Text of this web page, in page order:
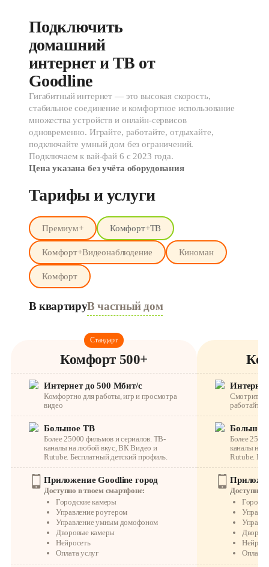
Подключить
домашний
интернет и ТВ от
Goodline
Гигабитный интернет — это высокая скорость,
стабильное соединение и комфортное использование
множества устройств и онлайн-сервисов
одновременно. Играйте, работайте, отдыхайте,
подключайте умный дом без ограничений.
Подключаем к вай-фай 6 с 2023 года.
Цена указана без учёта оборудования
Тарифы и услуги
Премиум+ Комфорт+ТВ
Комфорт+Видеонаблюдение Киноман
Комфорт
В квартируВ частный дом
Комфорт 500+
Интернет до 500 Мбит/с
Комфортно для работы, игр и просмотра
видео
Большое ТВ
Более 25000 фильмов и сериалов. ТВ-
каналы на любой вкус, ВК Видео и
Rutube. Бесплатный детский профиль.
Приложение Goodline город
Доступно в твоем смартфоне:
Городские камеры
Управление роутером
Управление умным домофоном
Дворовые камеры
Нейросеть
Оплата услуг
Стандарт
Смотрите
работайте,
Более
каналы на
Rutube.
Доступно
Оплата